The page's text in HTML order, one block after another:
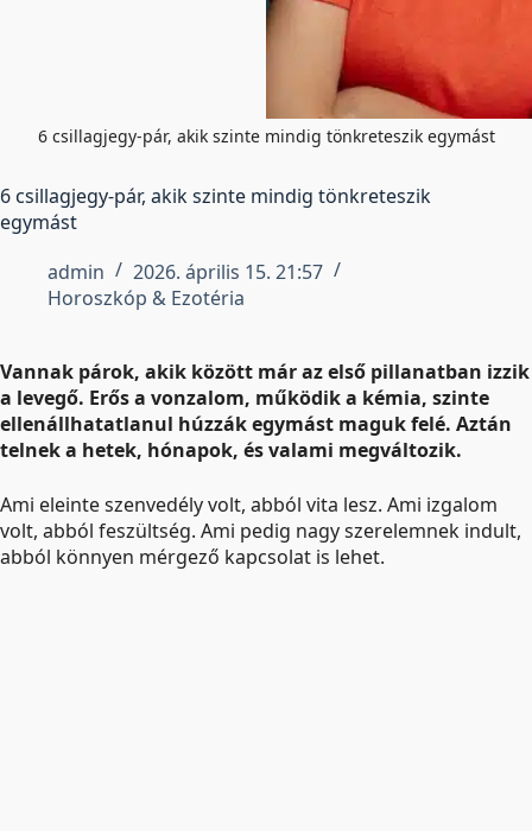
6 csillagjegy-pár, akik szinte mindig tönkreteszik egymást
6 csillagjegy-pár, akik szinte mindig tönkreteszik
egymást
admin
2026. április 15. 21:57
Horoszkóp & Ezotéria
Vannak párok, akik között már az első pillanatban izzik
a levegő. Erős a vonzalom, működik a kémia, szinte
ellenállhatatlanul húzzák egymást maguk felé. Aztán
telnek a hetek, hónapok, és valami megváltozik.
Ami eleinte szenvedély volt, abból vita lesz. Ami izgalom
volt, abból feszültség. Ami pedig nagy szerelemnek indult,
abból könnyen mérgező kapcsolat is lehet.